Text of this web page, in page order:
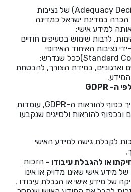
החלטת תאימות (Adequacy Decision) של נציבות
הכרה במדינת ישראל כמדינה
למידע אישי;
לרבות שימוש בסעיפים חוזיים
נציבות האיחוד האירופי
וארגוניים, במידת הצורך, להבטחת
GDPR
ככל שעיבוד המידע אודותיך כפוף להוראות ה-GDPR, עומדות
להוראות ולסייגים שנקבעו
לקבלת גישה למידע האישי
או להגבלת עיבודו – הזכות
מידע אישי שאינו מדויק או אינו
של מידע אישי או הגבלת עיבודו .